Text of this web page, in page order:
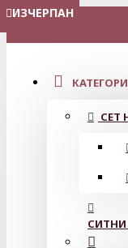
МЕНЮ
СЕТ
ИЗЧЕРПАН
ИЗЧЕРПАН